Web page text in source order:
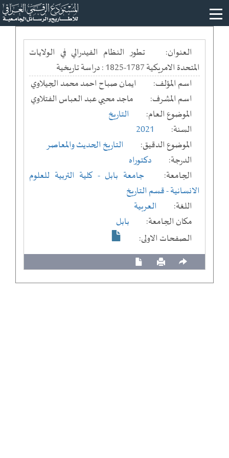
العنوان:
تطور النظام الفيدرالي في الولايات
المتحدة الامريكية 1787-1825 : دراسة تاريخية
اسم المؤلف:
ايمان صباح احمد محمد الجيلاوي
اسم المشرف:
ماجد محيي عبد العباس الفتلاوي
الموضوع العام:
التاريخ
السنة:
2021
الموضوع الدقيق:
التاريخ الحديث والمعاصر
الدرجة:
دكتوراه
الجامعة:
جامعة بابل - كلية التربية للعلوم
الانسانية- قسم التاريخ
اللغة:
العربية
مكان الجامعة:
بابل
الصفحات الاولى: